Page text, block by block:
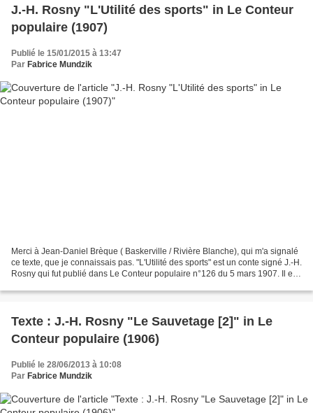
J.-H. Rosny "L'Utilité des sports" in Le Conteur
populaire (1907)
Publié le 15/01/2015 à 13:47
Par Fabrice Mundzik
Merci à Jean-Daniel Brèque ( Baskerville / Rivière Blanche), qui m'a signalé
ce texte, que je connaissais pas. "L'Utilité des sports" est un conte signé J.-H.
Rosny qui fut publié dans Le Conteur populaire n°126 du 5 mars 1907. Il est
Texte : J.-H. Rosny "Le Sauvetage [2]" in Le
Conteur populaire (1906)
Publié le 28/06/2013 à 10:08
Par Fabrice Mundzik